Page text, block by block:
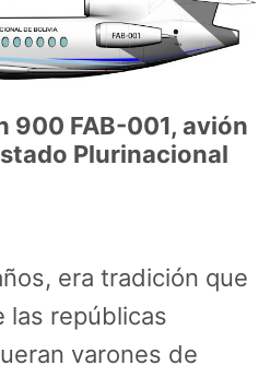
900 FAB-001, avión
Plurinacional
era tradición que
las repúblicas
varones de